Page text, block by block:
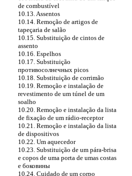
de combustível
10.13. Assentos
10.14. Remoção de artigos de
tapeçaria de salão
10.15. Substituição de cintos de
assento
10.16. Espelhos
10.17. Substituição
противосолнечных picos
10.18. Substituição de corrimão
10.19. Remoção e instalação de
revestimento de um túnel de um
soalho
10.20. Remoção e instalação da lista
de fixação de um rádio-receptor
10.21. Remoção e instalação da lista
de dispositivos
10.22. Um aquecedor
10.23. Substituição de um pára-brisa
e copos de uma porta de umas costas
e боковины
10.24. Cuidado de um corpo